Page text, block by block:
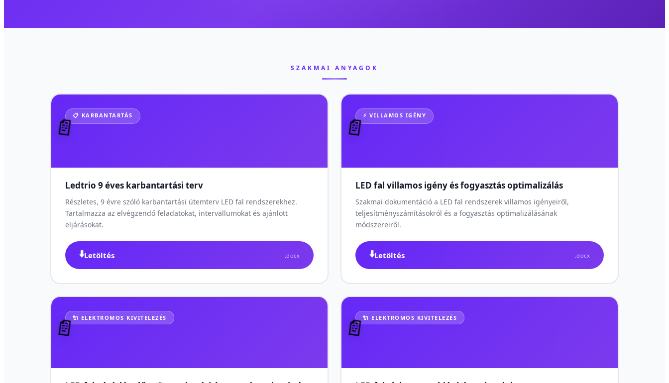
SZAKMAI ANYAGOK
📋 KARBANTARTÁS
📄
Ledtrio 9 éves karbantartási terv
Részletes, 9 évre szóló karbantartási ütemterv LED fal rendszerekhez.
Tartalmazza az elvégzendő feladatokat, intervallumokat és ajánlott
eljárásokat.
⬇️Letöltés .docx
⚡ VILLAMOS IGÉNY
📄
LED fal villamos igény és fogyasztás optimalizálás
Szakmai dokumentáció a LED fal rendszerek villamos igényeiről,
teljesítményszámításokról és a fogyasztás optimalizálásának
módszereiről.
⬇️Letöltés .docx
🔌 ELEKTROMOS KIVITELEZÉS
📄
🔌 ELEKTROMOS KIVITELEZÉS
📄